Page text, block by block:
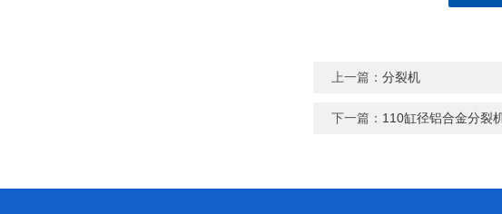
上一篇：分裂机
下一篇： 110缸径铝合金分裂